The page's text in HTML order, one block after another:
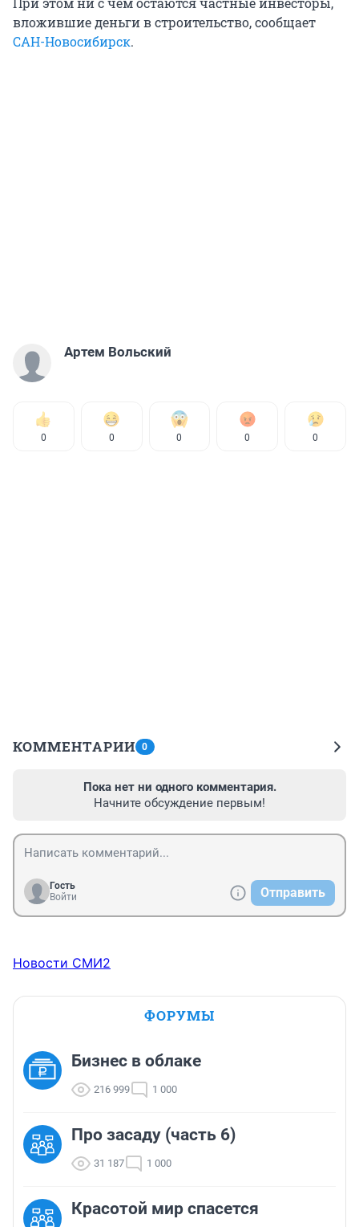
вложившие деньги в строительство, сообщает
САН-Новосибирск.
Артем Вольский
0 0 0 0 0
КОММЕНТАРИИ 0
Пока нет ни одного комментария.
Начните обсуждение первым!
Гость
Войти
Отправить
Новости СМИ2
ФОРУМЫ
Бизнес в облаке
216 999 1 000
Про засаду (часть 6)
31 187 1 000
Красотой мир спасется